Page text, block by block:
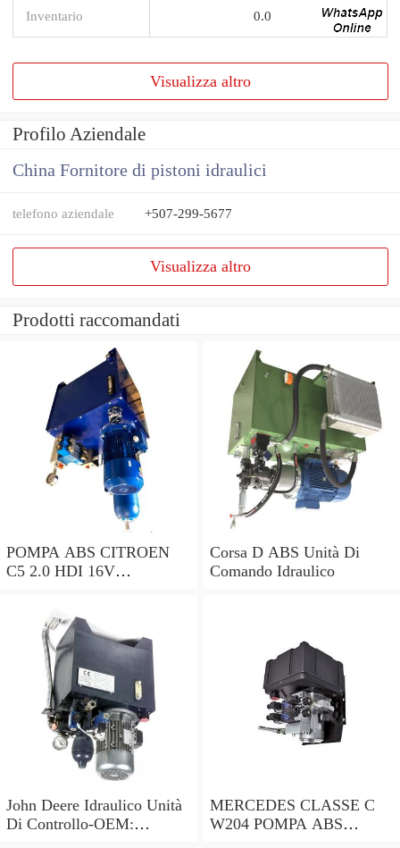
Inventario 0.0
Visualizza altro
Profilo Aziendale
China Fornitore di pistoni idraulici
telefono aziendale +507-299-5677
Visualizza altro
Prodotti raccomandati
POMPA ABS CITROEN
C5 2.0 HDI 16V
Corsa D ABS Unità Di
Comando Idraulico
John Deere Idraulico Unità
Di Controllo-OEM:
MERCEDES CLASSE C
W204 POMPA ABS